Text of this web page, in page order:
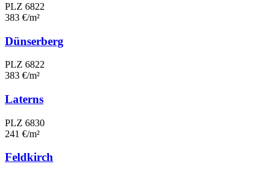
PLZ 6822
383 €/m²
Dünserberg
PLZ 6822
383 €/m²
Laterns
PLZ 6830
241 €/m²
Feldkirch